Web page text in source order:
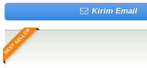
Kirim Email
BEST SELLER